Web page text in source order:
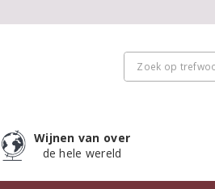
Wijnen van over
de hele wereld